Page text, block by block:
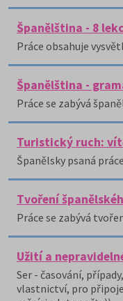
Španělština - 8
Práce obsahuje
Španělština -
Práce se zabývá
Turistický ruch:
Španělsky psaná
Tvoření
Práce se zabývá
Užití a
Ser - časování,
vlastnictví, pro